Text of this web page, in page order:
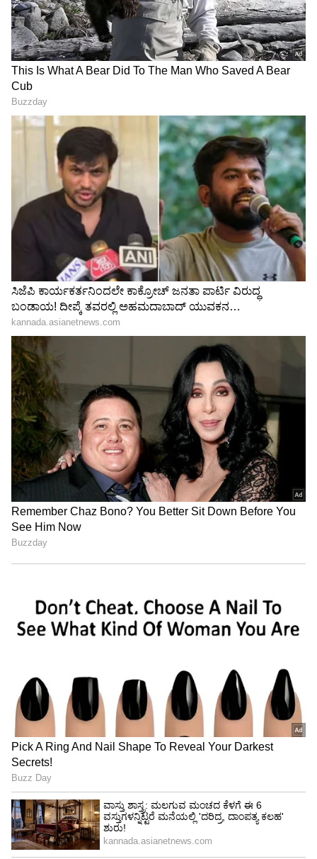
LATEST VIDEOS
"ರಾಜಕೀಯ ಬೇಡ, ಸಿನಿಮಾನೇ ಪ್ರಾಣ":
ಕನಕೋತ್ಸವದಲ್ಲಿ ರಿಷಬ್ ಶೆಟ್ಟಿ | Rishab
Shetty speech | Suvarna News
ಶೇ.50 ರಿಂದ ಶೇ.18 ಕ್ಕೆ TAX ಇಳಿಕೆ: ಮೋದಿ-
ಟ್ರಂಪ್ ಐತಿಹಾಸಿಕ ಒಪ್ಪಂದ | India US
Trade Deal | Party Rounds